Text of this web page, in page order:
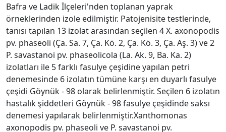
Bafra ve Ladik İlçeleri'nden toplanan yaprak
örneklerinden izole edilmiştir. Patojenisite testlerinde,
tanısı tapılan 13 izolat arasından seçilen 4 X. axonopodis
pv. phaseoli (Ça. Sa. 7, Ça. Kö. 2, Ça. Kö. 3, Ça. Aş. 3) ve 2
P. savastanoi pv. phaseolicola (La. Ak. 9, Ba. Ka. 2)
izolatları ile 5 farklı fasulye çeşidine yapılan petri
denemesinde 6 izolatın tümüne karşı en duyarlı fasulye
çeşidi Göynük - 98 olarak belirlenmiştir. Seçilen 6 izolatın
hastalık şiddetleri Göynük - 98 fasulye çeşidinde saksı
denemesi yapılarak belirlenmiştir.Xanthomonas
axonopodis pv. phaseoli ve P. savastanoi pv.